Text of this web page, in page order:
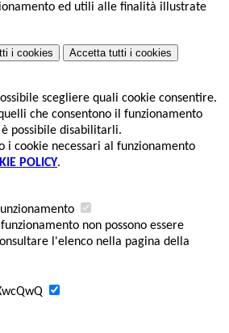
ed utili alle finalità illustrate
i cookies Accetta tutti i cookies
scegliere quali cookie consentire.
che consentono il funzionamento
possibile disabilitarli.
i cookie necessari al funzionamento
POLICY.
non possono essere
l'elenco nella pagina della